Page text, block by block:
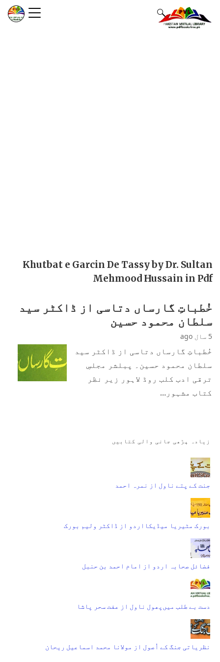
Khutbat e Garcin De Tassy by Dr. Sultan
Mehmood Hussain in Pdf
خُطباتِ گارساں دتاسی از ڈاکٹر سید
سلطان محمود حسین
5 سال ago
خُطباتِ گارساں دتاسی از ڈاکٹر سید
سلطان محمود حسین۔ پبلشر مجلسِ
ترقی ادب کلب روڈ لاہور زیر نظر
کتاب مشہور…
زیادہ پڑھی جانی والی کتابیں
جنت کے پتے ناول از نمرہ احمد
بورک مٹیریا میڈیکااردو از ڈاکٹر ولیم بورک
فضائل صحابہ اردو از امام احمد بن حنبل
دست بے طلب میں‌پھول ناول از عفت سحر پاشا
نظریاتی جنگ کے اُصول از مولانا محمد اسماعیل ریحان